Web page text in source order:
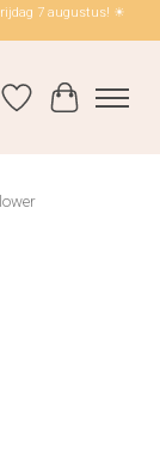
7 augustus! ☀
Verlanglijst